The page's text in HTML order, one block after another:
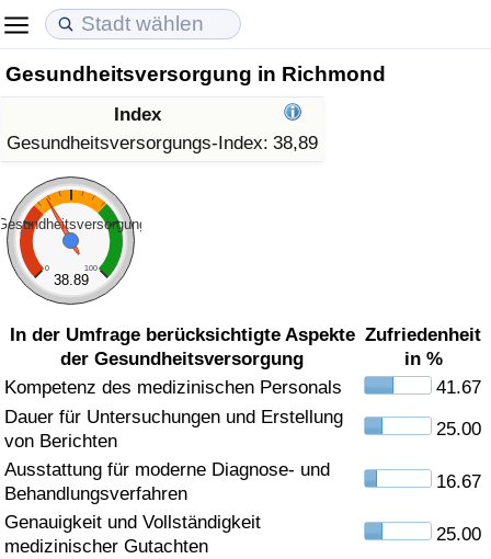
Gesundheitsversorgung in Richmond
Index
Gesundheitsversorgungs-Index: 38,89
0 100
38.89
In der Umfrage berücksichtigte Aspekte
der Gesundheitsversorgung
Zufriedenheit
in %
Kompetenz des medizinischen Personals
41.67
Dauer für Untersuchungen und Erstellung
von Berichten
25.00
Ausstattung für moderne Diagnose- und
Behandlungsverfahren
16.67
Genauigkeit und Vollständigkeit
medizinischer Gutachten
25.00
Lebenshaltungskosten
Lebenshaltungskosten-Index (aktuell)
Lebenshaltungskosten-Index
Lebenshaltungskosten-Index nach Land
in Akaba
Immobilienpreise
Immobilienpreis-Index (aktuell)
Immobilienpreis-Index
Immobilienpreis-Index nach Land
Lebensqualität
Lebensqualität-Index
Lebensqualität-Index (aktuell)
Lebensqualitätsindex nach Land
Kriminalität
Kriminalitäts-Index (aktuell)
Kriminalitäts-Index
Kriminalitätsindex nach Land
Gesundheitsversorgung